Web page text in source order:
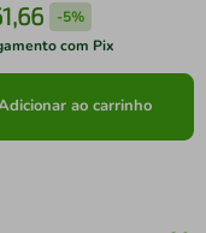
,66 -5%
com Pix
ao carrinho